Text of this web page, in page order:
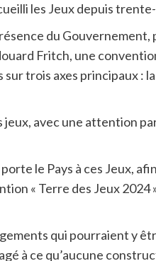
les Jeux depuis
du Gouvernement,
Fritch, une
sur trois axes principaux :
jeux, avec une attention
le Pays à ces Jeux,
« Terre des Jeux 2024
qui pourraient y
à ce qu’aucune